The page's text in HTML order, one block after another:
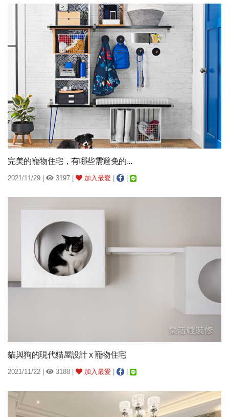
完美的寵物住宅，有哪些需避免的...
2021/11/29 | 3197 | 加入最愛
貓與狗的現代貓屋設計 x 寵物住宅
2021/11/22 | 3188 | 加入最愛 | |